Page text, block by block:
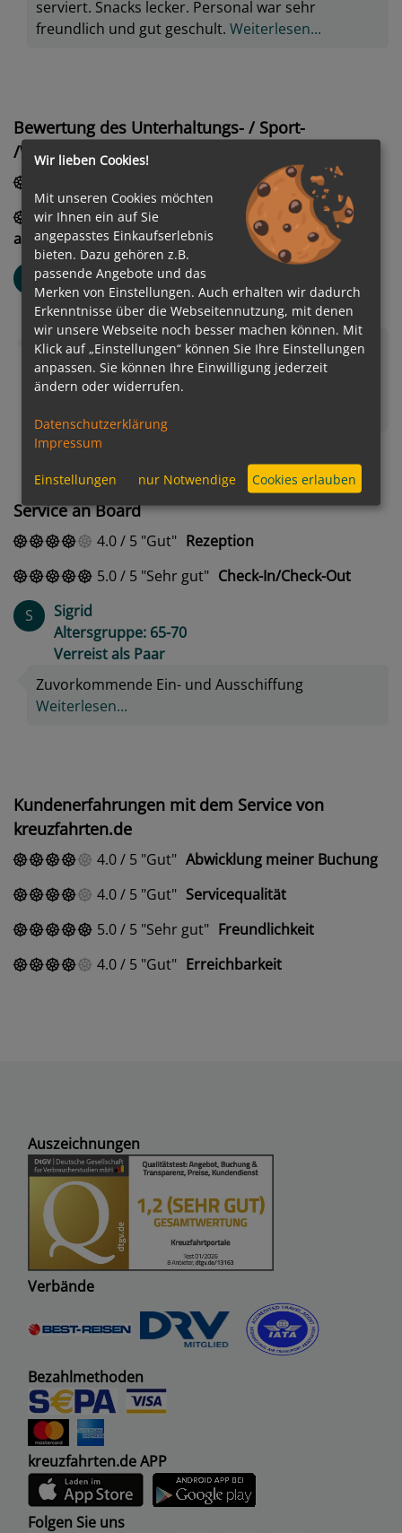
serviert. Snacks lecker. Personal war sehr
freundlich und gut geschult. Weiterlesen...
Bewertung des Unterhaltungs- / Sport-
/Wellnessangebot
Showprogramm
3.0 /5 Befriedigend
Angebotsvielfalt
allgemein
Sigrid
Altersgruppe: 65-70
Verreist als Paar
Die Klavierbegleitung mit Gesang war mangelhaft.
Die Pianistin hätte sich auf das Klavierspiel
beschränken und auf den Gesang verzichten
Service an Board
4.0/ 5 Gut
Rezeption
5.0/ 5 Sehr gut
Check-In/Check-Out
S
Sigrid
Altersgruppe: 65-70
Verreist als Paar
Zuvorkommende Ein- und Ausschiffung
Weiterlesen...
Kundenerfahrungen mit dem Service von
kreuzfahrten.de
4.0/ 5 Gut
Abwicklung meiner Buchung
4.0/ 5 Gut
Servicequalität
5.0/ 5 Sehr gut
Freundlichkeit
4.0/ 5 Gut Erreichbarkeit
Auszeichnungen
Verbände
Bezahlmethoden
kreuzfahrten.de APP
Folgen Sie uns
Wir lieben Cookies!
Mit unseren Cookies möchten
wir Ihnen ein auf Sie
angepasstes Einkaufserlebnis
bieten. Dazu gehören z.B.
passende Angebote und das
Merken von Einstellungen. Auch erhalten wir dadurch
Erkenntnisse über die Webseitennutzung, mit denen
wir unsere Webseite noch besser machen können. Mit
Klick auf „Einstellungen“ können Sie Ihre Einstellungen
anpassen. Sie können Ihre Einwilligung jederzeit
ändern oder widerrufen.
Datenschutzerklärung
Impressum
Einstellungen nur Notwendige Cookies erlauben